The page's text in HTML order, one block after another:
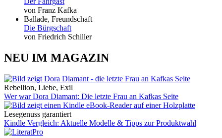
von Franz Kafka
Ballade, Freundschaft
Die Bürgschaft
von Friedrich Schiller
NEU IM MAGAZIN
Rebellion, Liebe, Exil
Wer war Dora Diamant: Die letzte Frau an Kafkas Seite
Lesegenuss garantiert
Kindle Vergleich: Aktuelle Modelle & Tipps zur Produktwahl